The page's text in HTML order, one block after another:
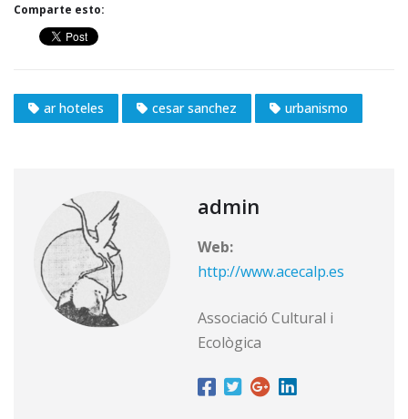
Comparte esto:
ar hoteles cesar sanchez urbanismo
admin
Web:
http://www.acecalp.es
Associació Cultural i
Ecològica